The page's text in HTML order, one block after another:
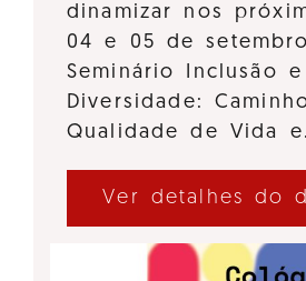
dinamizar nos
04 e 05 de
Seminário Inclusão e
Diversidade:
Qualidade de Vida
Ver detalhes do